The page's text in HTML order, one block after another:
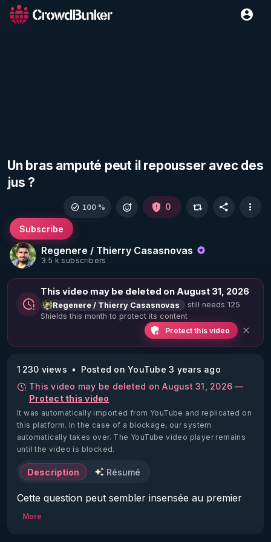
Un bras amputé peut il repousser avec des
jus ?
Regenere / Thierry Casasnovas
3.5 k subscribers
Subscribe
100 % 0
This video may be deleted on August 31, 2026
Regenere / Thierry Casasnovas
still needs 125
Shields this month to protect its content
Protect this video
1 230 views
Posted on YouTube 3 years ago
This video may be deleted on August 31, 2026 —
Protect this video
It was automatically imported from YouTube and replicated on
this platform. In the case of a blockage, our system
automatically takes over. The YouTube video player remains
until the video is blocked.
Description Résumé
Cette question peut sembler insensée au premier
abord.
More